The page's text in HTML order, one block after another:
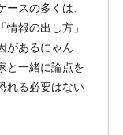
スの多くは、
情報の出し方」
があるにゃん
と一緒に論点を
れる必要はない